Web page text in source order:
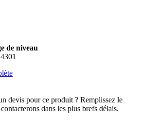
de niveau
devis pour ce produit ? Remplissez le
dans les plus brefs délais.